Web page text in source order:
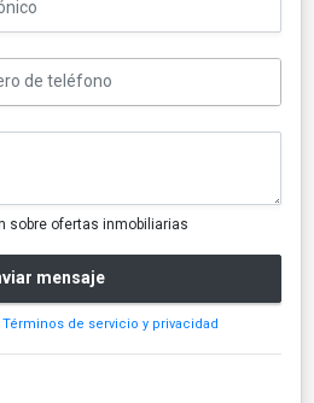
sobre ofertas inmobiliarias
mensaje
Términos de servicio y privacidad